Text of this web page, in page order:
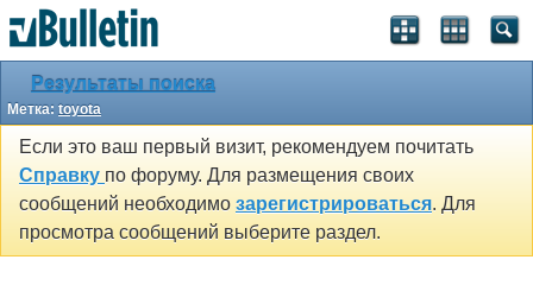
Результаты поиска
Метка: toyota
Если это ваш первый визит, рекомендуем почитать
Справку по форуму. Для размещения своих
сообщений необходимо зарегистрироваться. Для
просмотра сообщений выберите раздел.